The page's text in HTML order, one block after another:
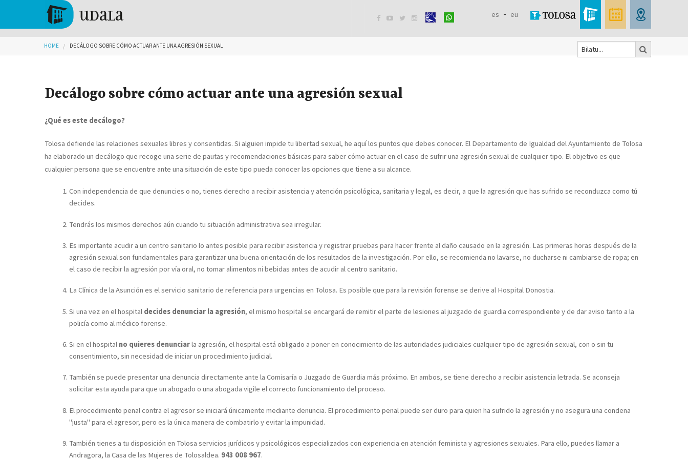
Skip to main content
    es eu
Search
You are here
HOME DECÁLOGO SOBRE CÓMO ACTUAR ANTE UNA AGRESIÓN SEXUAL
Decálogo sobre cómo actuar ante una agresión sexual
¿Qué es este decálogo?
Tolosa defiende las relaciones sexuales libres y consentidas. Si alguien impide tu libertad sexual, he aquí los puntos que debes conocer. El Departamento de Igualdad del Ayuntamiento de Tolosa
ha elaborado un decálogo que recoge una serie de pautas y recomendaciones básicas para saber cómo actuar en el caso de sufrir una agresión sexual de cualquier tipo. El objetivo es que
cualquier persona que se encuentre ante una situación de este tipo pueda conocer las opciones que tiene a su alcance.
Con independencia de que denuncies o no, tienes derecho a recibir asistencia y atención psicológica, sanitaria y legal, es decir, a que la agresión que has sufrido se reconduzca como tú
decides.
Tendrás los mismos derechos aún cuando tu situación administrativa sea irregular.
Es importante acudir a un centro sanitario lo antes posible para recibir asistencia y registrar pruebas para hacer frente al daño causado en la agresión. Las primeras horas después de la
agresión sexual son fundamentales para garantizar una buena orientación de los resultados de la investigación. Por ello, se recomienda no lavarse, no ducharse ni cambiarse de ropa; en
el caso de recibir la agresión por vía oral, no tomar alimentos ni bebidas antes de acudir al centro sanitario.
La Clínica de la Asunción es el servicio sanitario de referencia para urgencias en Tolosa. Es posible que para la revisión forense se derive al Hospital Donostia.
Si una vez en el hospital decides denunciar la agresión, el mismo hospital se encargará de remitir el parte de lesiones al juzgado de guardia correspondiente y de dar aviso tanto a la
policía como al médico forense.
Si en el hospital no quieres denunciarla agresión, el hospital está obligado a poner en conocimiento de las autoridades judiciales cualquier tipo de agresión sexual, con o sin tu
consentimiento, sin necesidad de iniciar un procedimiento judicial.
También se puede presentar una denuncia directamente ante la Comisaría o Juzgado de Guardia más próximo. En ambos, se tiene derecho a recibir asistencia letrada. Se aconseja
solicitar esta ayuda para que un abogado o una abogada vigile el correcto funcionamiento del proceso.
El procedimiento penal contra el agresor se iniciará únicamente mediante denuncia. El procedimiento penal puede ser duro para quien ha sufrido la agresión y no asegura una condena
"justa" para el agresor, pero es la única manera de combatirlo y evitar la impunidad.
También tienes a tu disposición en Tolosa servicios jurídicos y psicológicos especializados con experiencia en atención feminista y agresiones sexuales. Para ello, puedes llamar a
Andragora, la Casa de las Mujeres de Tolosaldea. 943 008 967.